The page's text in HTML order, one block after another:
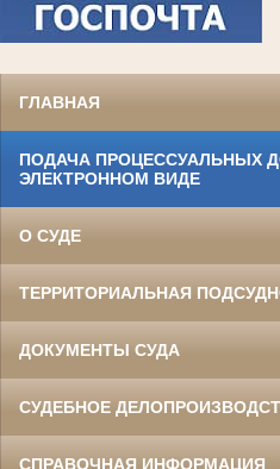
ГЛАВНАЯ
ПОДАЧА ПРОЦЕССУАЛЬНЫХ
ЭЛЕКТРОННОМ ВИДЕ
О СУДЕ
ТЕРРИТОРИАЛЬНАЯ
ДОКУМЕНТЫ СУДА
СУДЕБНОЕ
СПРАВОЧНАЯ ИНФОРМАЦИЯ